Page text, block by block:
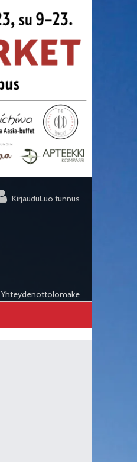
KirjauduLuo tunnus
Yhteydenottolomake